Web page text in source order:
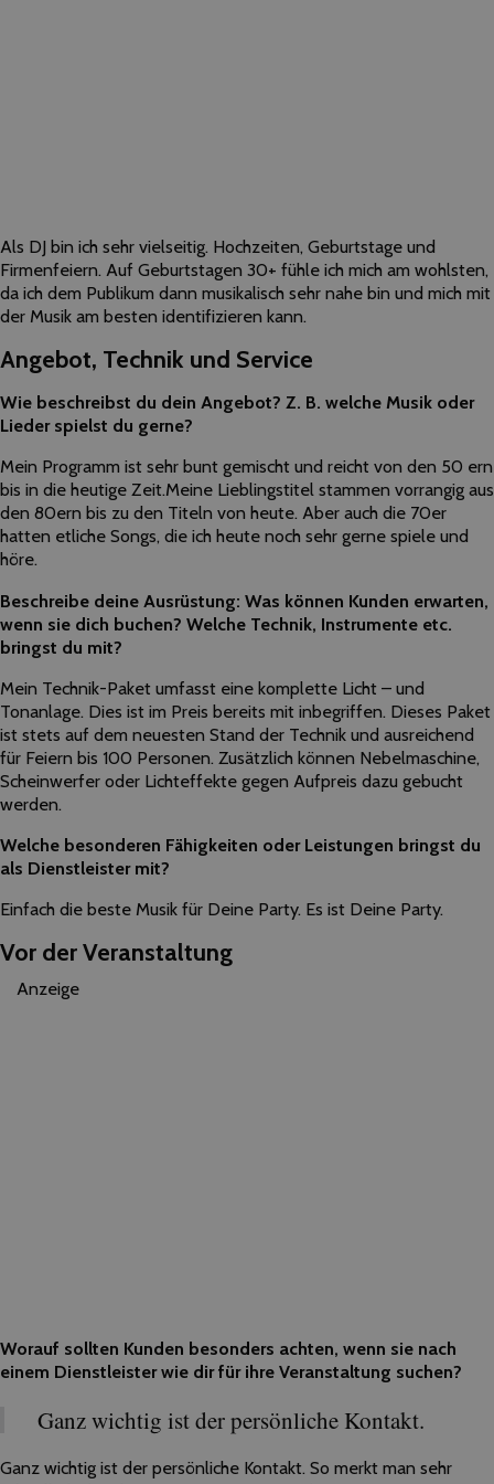
Als DJ bin ich sehr vielseitig. Hochzeiten, Geburtstage und
Firmenfeiern. Auf Geburtstagen 30+ fühle ich mich am wohlsten,
da ich dem Publikum dann musikalisch sehr nahe bin und mich mit
der Musik am besten identifizieren kann.
Angebot, Technik und Service
Wie beschreibst du dein Angebot? Z. B. welche Musik oder
Lieder spielst du gerne?
Mein Programm ist sehr bunt gemischt und reicht von den 50 ern
bis in die heutige Zeit.Meine Lieblingstitel stammen vorrangig aus
den 80ern bis zu den Titeln von heute. Aber auch die 70er
hatten etliche Songs, die ich heute noch sehr gerne spiele und
höre.
Beschreibe deine Ausrüstung: Was können Kunden erwarten,
wenn sie dich buchen? Welche Technik, Instrumente etc.
bringst du mit?
Mein Technik-Paket umfasst eine komplette Licht – und
Tonanlage. Dies ist im Preis bereits mit inbegriffen. Dieses Paket
ist stets auf dem neuesten Stand der Technik und ausreichend
für Feiern bis 100 Personen. Zusätzlich können Nebelmaschine,
Scheinwerfer oder Lichteffekte gegen Aufpreis dazu gebucht
werden.
Welche besonderen Fähigkeiten oder Leistungen bringst du
als Dienstleister mit?
Einfach die beste Musik für Deine Party. Es ist Deine Party.
Vor der Veranstaltung
Anzeige
Worauf sollten Kunden besonders achten, wenn sie nach
einem Dienstleister wie dir für ihre Veranstaltung suchen?
Ganz wichtig ist der persönliche Kontakt.
Ganz wichtig ist der persönliche Kontakt. So merkt man sehr